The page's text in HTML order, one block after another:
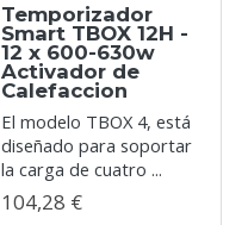
Temporizador
Smart TBOX 12H -
12 x 600-630w
Activador de
Calefaccion
El modelo TBOX 4, está
diseñado para soportar
la carga de cuatro ...
104,28 €